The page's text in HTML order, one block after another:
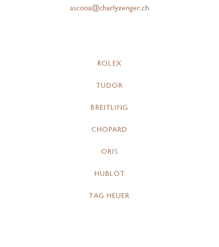
ascona@charlyzenger.ch
ROLEX
TUDOR
BREITLING
CHOPARD
ORIS
HUBLOT
TAG HEUER